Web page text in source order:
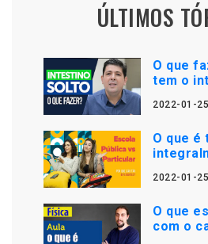
ÚLTIMOS
O que
tem o
2022-01-25
O que é
2022-01-25
O que
com o